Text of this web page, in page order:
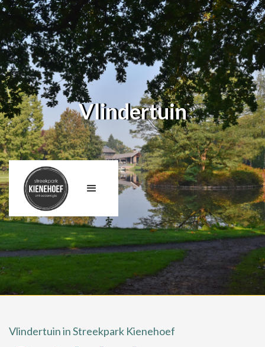
Vlindertuin
Vlindertuin in Streekpark Kienehoef